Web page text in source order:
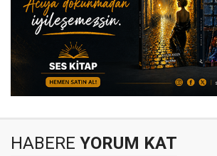
HABERE YORUM KAT